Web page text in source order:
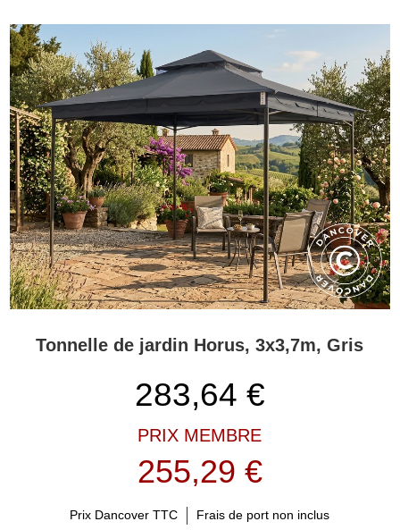
Tonnelle de jardin Horus, 3x3,7m, Gris
283,64 €
PRIX MEMBRE
255,29 €
Prix Dancover TTC Frais de port non inclus